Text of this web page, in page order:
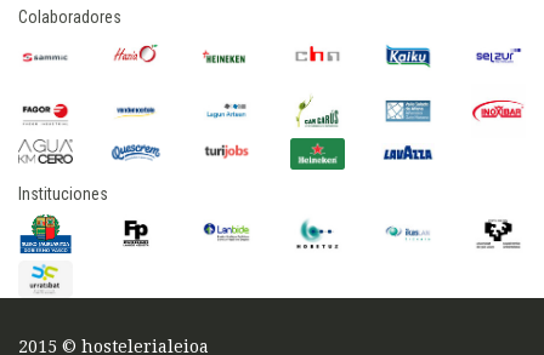
Colaboradores
Instituciones
2015 © hostelerialeioa